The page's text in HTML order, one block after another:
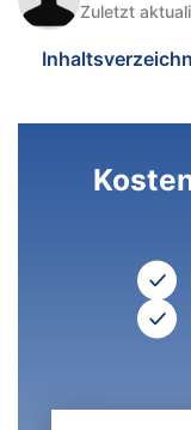
Zuletzt